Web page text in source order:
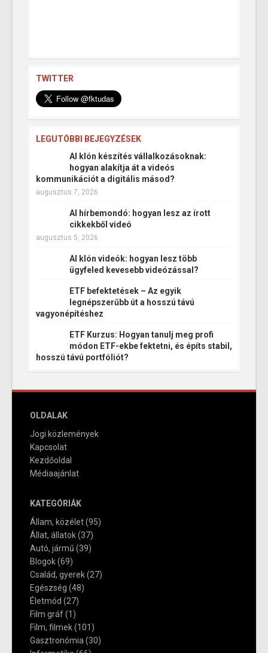
TWITTER
LEGUTÓBBI BEJEGYZÉSEK
AI klón készítés vállalkozásoknak:
hogyan alakítja át a videós
kommunikációt a digitális másod?
augusztus 7, 2026
AI hírbemondó: hogyan lesz az írott
cikkekből videó
augusztus 5, 2026
AI klón videók: hogyan lesz több
ügyfeled kevesebb videózással?
ETF befektetések – Az egyik
legnépszerűbb út a hosszú távú
vagyonépítéshez
ETF Kurzus: Hogyan tanulj meg profi
módon ETF-ekbe fektetni, és építs stabil,
hosszú távú portfóliót?
OLDALAK
Jogi közlemények
Kapcsolat
Kezdőoldal
Médiaajánlat
KATEGÓRIÁK
Állam, közélet(95)
Állat, állatok(37)
Autó, jármű (39)
Blogok(69)
Család, gyerek(27)
Egészség (48)
Életmód (27)
Film gráf(1)
Film, filmek(101)
Gasztronómia(30)